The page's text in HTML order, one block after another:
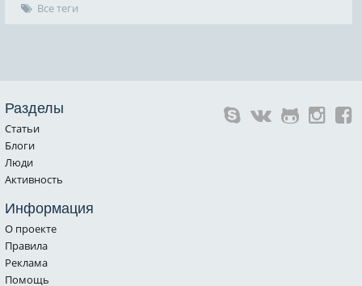
Все теги
Разделы
Статьи
Блоги
Люди
Активность
Информация
О проекте
Правила
Реклама
Помощь